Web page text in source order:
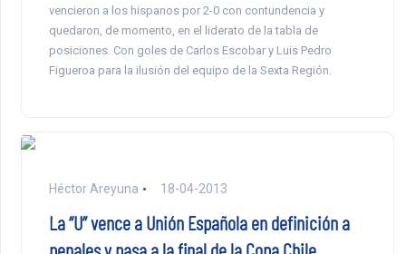
vencieron a los hispanos por 2-0 con contundencia y
quedaron, de momento, en el liderato de la tabla de
posiciones. Con goles de Carlos Escobar y Luis Pedro
Figueroa para la ilusión del equipo de la Sexta Región.
Héctor Areyuna 18-04-2013
La “U” vence a Unión Española en definición a